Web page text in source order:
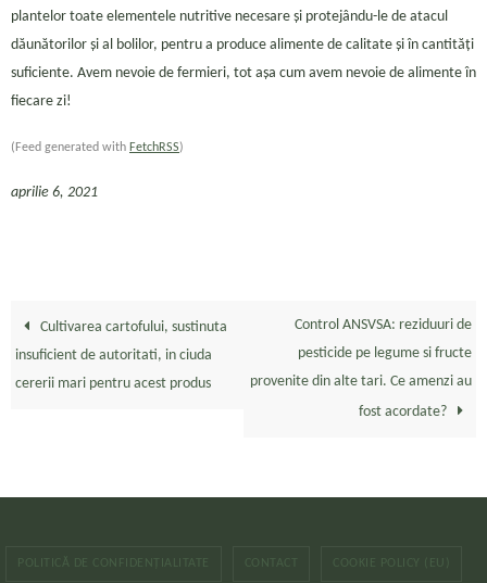
plantelor toate elementele nutritive necesare și protejându-le de atacul
dăunătorilor și al bolilor, pentru a produce alimente de calitate și în cantități
suficiente. Avem nevoie de fermieri, tot așa cum avem nevoie de alimente în
fiecare zi!
(Feed generated with FetchRSS)
aprilie 6, 2021
Cultivarea cartofului, sustinuta
insuficient de autoritati, in ciuda
cererii mari pentru acest produs
Control ANSVSA: reziduuri de
pesticide pe legume si fructe
provenite din alte tari. Ce amenzi au
fost acordate?
POLITICĂ DE CONFIDENȚIALITATE CONTACT COOKIE POLICY (EU)